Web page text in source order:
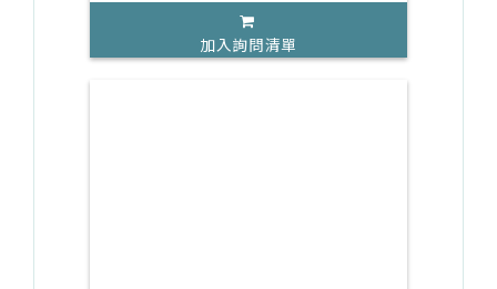
加入詢問清單